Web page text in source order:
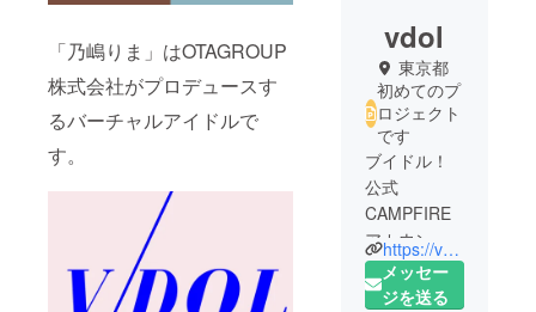
「乃嶋りま」はOTAGROUP
株式会社がプロデュースす
るバーチャルアイドルで
す。
vdol
東京都
初めてのプ
ロジェクト
です
ブイドル！
公式
CAMPFIRE
アカウント
です。
https://vdol.info
メッセー
ジを送る